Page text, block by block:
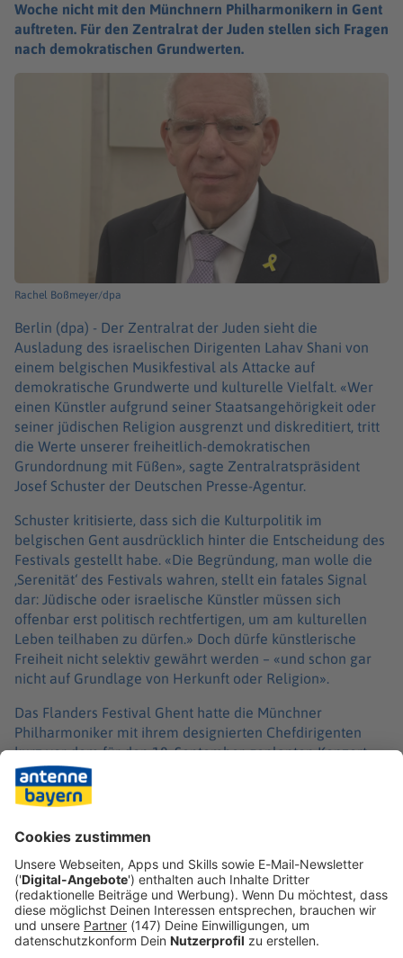
Woche nicht mit den Münchnern Philharmonikern in Gent
auftreten. Für den Zentralrat der Juden stellen sich Fragen
nach demokratischen Grundwerten.
Rachel Boßmeyer/dpa
Berlin (dpa) - Der Zentralrat der Juden sieht die
Ausladung des israelischen Dirigenten Lahav Shani von
einem belgischen Musikfestival als Attacke auf
demokratische Grundwerte und kulturelle Vielfalt. «Wer
einen Künstler aufgrund seiner Staatsangehörigkeit oder
seiner jüdischen Religion ausgrenzt und diskreditiert, tritt
die Werte unserer freiheitlich-demokratischen
Grundordnung mit Füßen», sagte Zentralratspräsident
Josef Schuster der Deutschen Presse-Agentur.
Schuster kritisierte, dass sich die Kulturpolitik im
belgischen Gent ausdrücklich hinter die Entscheidung des
Festivals gestellt habe. «Die Begründung, man wolle die
‚Serenität‘ des Festivals wahren, stellt ein fatales Signal
dar: Jüdische oder israelische Künstler müssen sich
offenbar erst politisch rechtfertigen, um am kulturellen
Leben teilhaben zu dürfen.» Doch dürfe künstlerische
Freiheit nicht selektiv gewährt werden – «und schon gar
nicht auf Grundlage von Herkunft oder Religion».
Das Flanders Festival Ghent hatte die Münchner
Philharmoniker mit ihrem designierten Chefdirigenten
kurz vor dem für den 18. September geplanten Konzert
ausgeladen. Begründet wurde dies damit, dass der in Tel
Aviv geborene Shani auch Musikdirektor des Israel
Philharmonic Orchestra ist. Er habe sich nicht ausreichend
von dem «genozidalen Regime in Tel Aviv» distanziert.